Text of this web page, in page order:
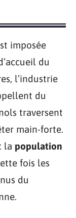
imposée
du
l’industrie
du
traversent
main-forte.
la population
fois les
du